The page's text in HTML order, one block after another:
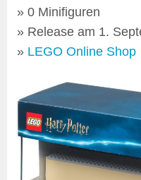
0 Minifiguren
Release am 1.
LEGO Online Shop